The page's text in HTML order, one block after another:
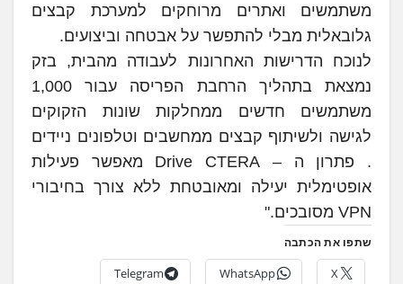
משתמשים ואתרים מרוחקים למערכת קבצים
גלובאלית מבלי להתפשר על אבטחה וביצועים.
לנוכח הדרישות האחרונות לעבודה מהבית, בזק
נמצאת בתהליך הרחבת הפריסה עבור 1,000
משתמשים חדשים ממחלקות שונות הזקוקים
לגישה ולשיתוף קבצים ממחשבים וטלפונים ניידים
. פתרון ה – Drive CTERA מאפשר פעילות
אופטימלית יעילה ומאובטחת ללא צורך בחיבורי
VPN מסובכים."
שתפו את הכתבה
X
WhatsApp
Telegram